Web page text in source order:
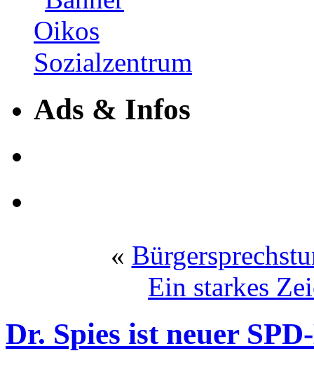
Ads & Infos
«
Ein starkes
Dr. Spies ist neuer